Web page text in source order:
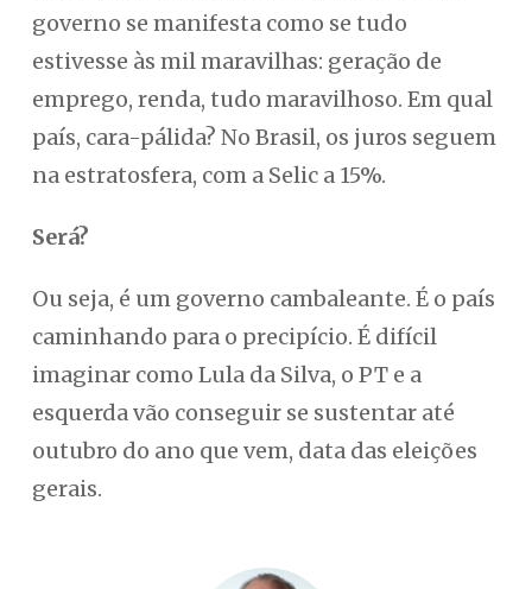
governo se manifesta como se tudo
estivesse às mil maravilhas: geração de
emprego, renda, tudo maravilhoso. Em qual
país, cara-pálida? No Brasil, os juros seguem
na estratosfera, com a Selic a 15%.
Será?
Ou seja, é um governo cambaleante. É o país
caminhando para o precipício. É difícil
imaginar como Lula da Silva, o PT e a
esquerda vão conseguir se sustentar até
outubro do ano que vem, data das eleições
gerais.